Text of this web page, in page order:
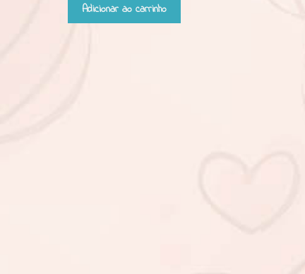
Adicionar ao carrinho